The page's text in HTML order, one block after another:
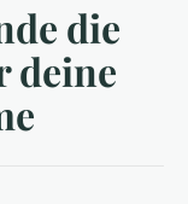
die
deine